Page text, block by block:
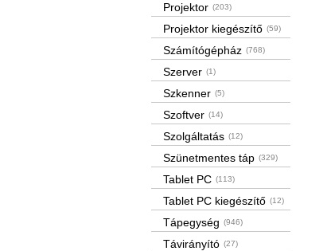
Projektor (203)
Projektor kiegészítő (59)
Számítógépház (768)
Szerver (1)
Szkenner (5)
Szoftver (14)
Szolgáltatás (12)
Szünetmentes táp (329)
Tablet PC (113)
Tablet PC kiegészítő (12)
Tápegység (946)
Távirányító (27)